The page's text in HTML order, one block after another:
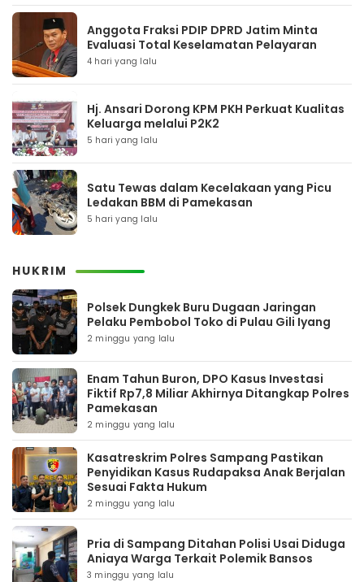
Anggota Fraksi PDIP DPRD Jatim Minta
Evaluasi Total Keselamatan Pelayaran
4 hari yang lalu
Hj. Ansari Dorong KPM PKH Perkuat Kualitas
Keluarga melalui P2K2
5 hari yang lalu
Satu Tewas dalam Kecelakaan yang Picu
Ledakan BBM di Pamekasan
5 hari yang lalu
HUKRIM
Polsek Dungkek Buru Dugaan Jaringan
Pelaku Pembobol Toko di Pulau Gili Iyang
2 minggu yang lalu
Enam Tahun Buron, DPO Kasus Investasi
Fiktif Rp7,8 Miliar Akhirnya Ditangkap Polres
Pamekasan
2 minggu yang lalu
Kasatreskrim Polres Sampang Pastikan
Penyidikan Kasus Rudapaksa Anak Berjalan
Sesuai Fakta Hukum
2 minggu yang lalu
Pria di Sampang Ditahan Polisi Usai Diduga
Aniaya Warga Terkait Polemik Bansos
3 minggu yang lalu